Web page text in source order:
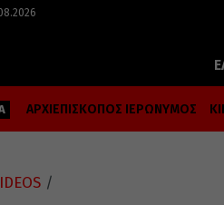
ΑΡΧΙΕΠΙΣΚΟΠΟΣ ΙΕΡΩΝΥΜΟΣ
/